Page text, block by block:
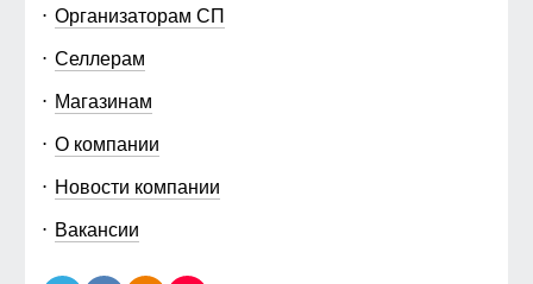
Организаторам СП
Селлерам
Магазинам
О компании
Новости компании
Вакансии